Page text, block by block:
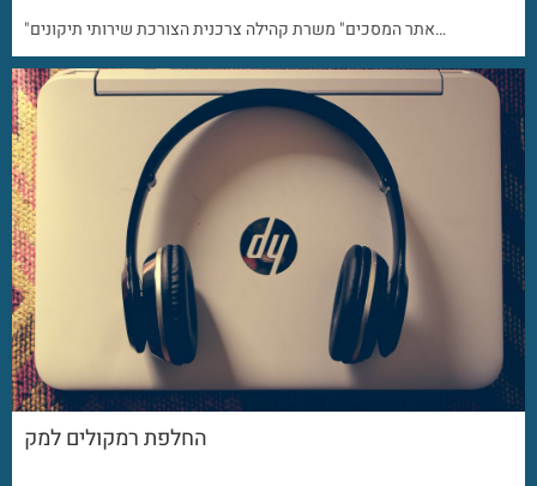
"אתר המסכים" משרת קהילה צרכנית הצורכת שירותי תיקונים…
החלפת רמקולים למק